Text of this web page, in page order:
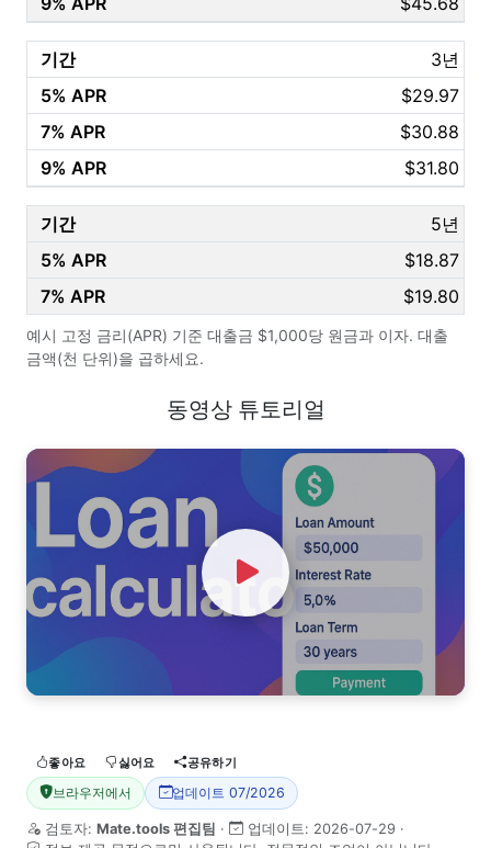
3년
$29.97
$30.88
$31.80
5년
$18.87
$19.80
$20.76
예시 고정 금리(APR) 기준 대출금 $1,000당 원금과 이자. 대출
금액(천 단위)을 곱하세요.
동영상 튜토리얼
Watch Video
좋아요 싫어요 공유하기
브라우저에서 업데이트 07/2026
검토자: Mate.tools 편집팀 · 업데이트: 2026-07-29 ·